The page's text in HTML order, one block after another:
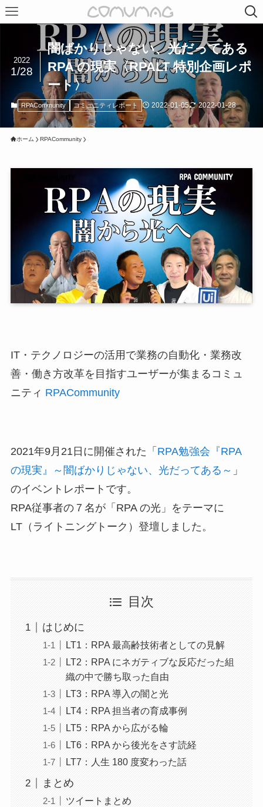
闇ばかりじゃない、光だってある
RPA の現実〈RPALT 特別企画レポ
ート〉
2022
1/28
RPACommunity コミュニティレポート 2022-01-05 2022-01-28
ホーム RPACommunity
IT・テクノロジーの活用で業務の自動化・業務改
善・働き方改革を目指すユーザーが集まるコミュ
ニティ RPACommunity
2021年9月21日に開催された「 RPA勉強会『RPA
の現実』～闇ばかりじゃない、光だってある～ 」
のイベントレポートです。
RPA従事者の７名が「RPA の光」をテーマに
LT（ライトニングトーク）登壇しました。
目次
はじめに
LT1：RPA 最高齢技術者としての見解
LT2：RPA にネガティブな反応だった組
織の中で勝ち取った自由
LT3：RPA 導入の闇と光
LT4：RPA 担当者の育成事例
LT5：RPA から広がる輪
LT6：RPA から後光をさす読経
LT7：人生 180 度変わった話
まとめ
ツイートまとめ